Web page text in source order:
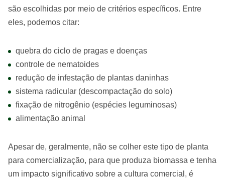
são escolhidas por meio de critérios específicos. Entre
eles, podemos citar:
quebra do ciclo de pragas e doenças
controle de nematoides
redução de infestação de plantas daninhas
sistema radicular (descompactação do solo)
fixação de nitrogênio (espécies leguminosas)
alimentação animal
Apesar de, geralmente, não se colher este tipo de planta
para comercialização, para que produza biomassa e tenha
um impacto significativo sobre a cultura comercial, é